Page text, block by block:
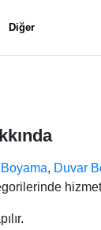
Diğer
, Duvar